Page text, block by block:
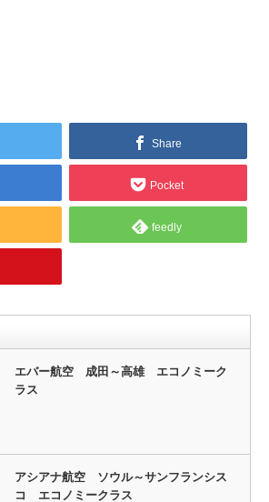
Share
Pocket
feedly
エバー航空 成田～高雄 エコノミーク
ラス
アシアナ航空 ソウル～サンフランシス
コ エコノミークラス